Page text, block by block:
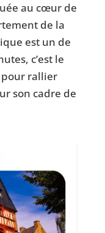
au cœur de
de la
est un de
c’est le
pour rallier
son cadre de